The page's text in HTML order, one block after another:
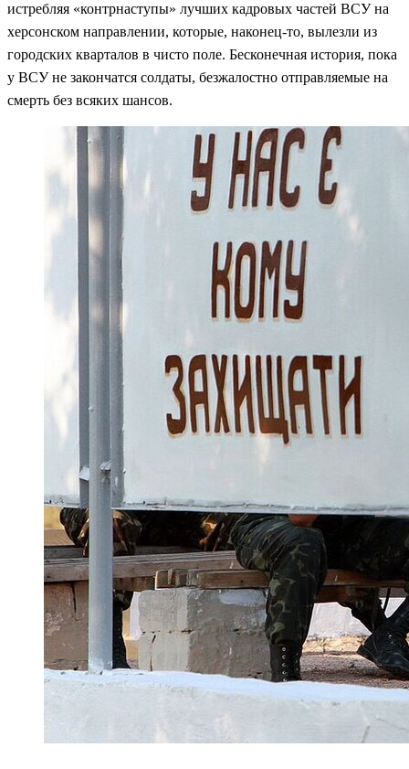
истребляя «контрнаступы» лучших кадровых частей ВСУ на
херсонском направлении, которые, наконец-то, вылезли из
городских кварталов в чисто поле. Бесконечная история, пока
у ВСУ не закончатся солдаты, безжалостно отправляемые на
смерть без всяких шансов.